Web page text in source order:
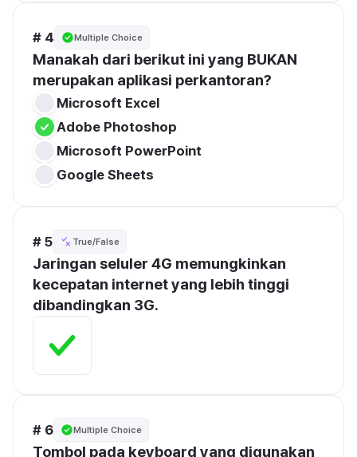
# 4 Multiple Choice
Manakah dari berikut ini yang BUKAN
merupakan aplikasi perkantoran?
Microsoft Excel
Adobe Photoshop
Microsoft PowerPoint
Google Sheets
# 5 True/False
Jaringan seluler 4G memungkinkan
kecepatan internet yang lebih tinggi
dibandingkan 3G.
# 6 Multiple Choice
Tombol pada keyboard yang digunakan